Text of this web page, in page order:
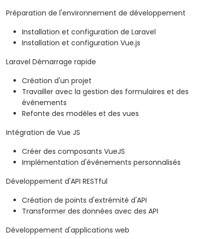
Préparation de l'environnement de développement
Installation et configuration de Laravel
Installation et configuration Vue.js
Laravel Démarrage rapide
Création d'un projet
Travailler avec la gestion des formulaires et des
événements
Refonte des modèles et des vues
Intégration de Vue JS
Créer des composants VueJS
Implémentation d'événements personnalisés
Développement d'API RESTful
Création de points d'extrémité d'API
Transformer des données avec des API
Développement d'applications web